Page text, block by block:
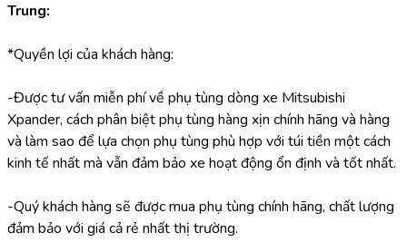
Trung:
*Quyền lợi của khách hàng:
-Được tư vấn miễn phí về phụ tùng dòng xe Mitsubishi
Xpander, cách phân biệt phụ tùng hàng xịn chính hãng và hàng
và làm sao để lựa chọn phụ tùng phù hợp với túi tiền một cách
kinh tế nhất mà vẫn đảm bảo xe hoạt động ổn định và tốt nhất.
-Quý khách hàng sẽ được mua phụ tùng chính hãng, chất lượng
đảm bảo với giá cả rẻ nhất thị trường.